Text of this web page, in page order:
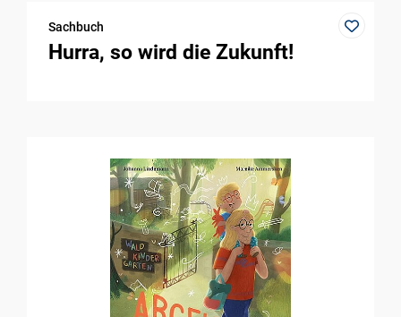
Sachbuch
Hurra, so wird die Zukunft!